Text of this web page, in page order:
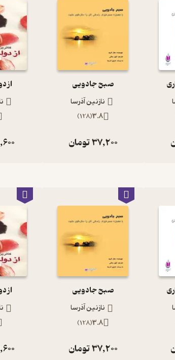
صبح جادویی
نازنین آذرسا
3.8
(
128
)
37,200تومان
از
صبح جادویی
نازنین آذرسا
3.8
(
128
)
37,200تومان
از